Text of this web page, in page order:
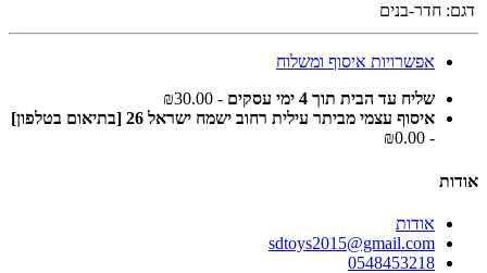
דגם: חדר-בנים
אפשרויות איסוף ומשלוח
שליח עד הבית תוך 4 ימי עסקים
- ₪30.00
איסוף עצמי מביתר עילית רחוב ישמח ישראל 26 [בתיאום בטלפון]
- ₪0.00
אודות
אודות
sdtoys2015@gmail.com
0548453218